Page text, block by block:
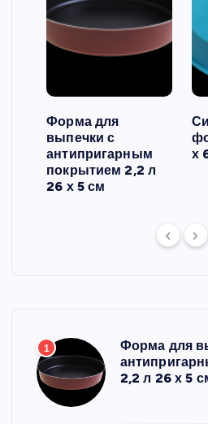
Форма для
выпечки с
антипригарным
покрытием 2,2 л
26 х 5 см
х
1
Форма для
2,2 л 26 х 5